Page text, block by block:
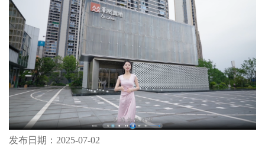
发布日期：2025-07-02